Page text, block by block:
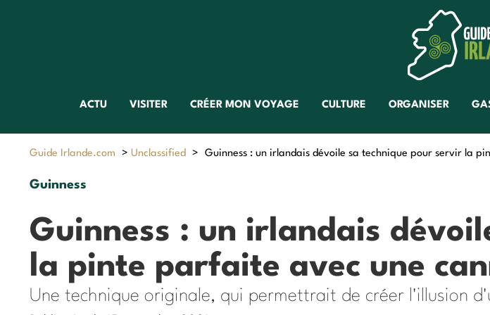
ACTU VISITER CRÉER MON VOYAGE CULTURE ORGANISER
Guide Irlande.com > Unclassified > Guinness : un irlandais dévoile sa technique pour servir la
Guinness
Guinness : un irlandais
la pinte parfaite avec une
Une technique originale, qui permettrait de créer l'illusion